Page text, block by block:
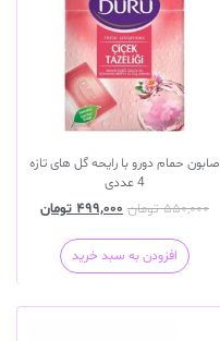
صابون حمام دورو با رایحه گل های تازه
4 عددی
۵۵۰,۰۰۰ تومان ۴۹۹,۰۰۰ تومان
افزودن به سبد خرید